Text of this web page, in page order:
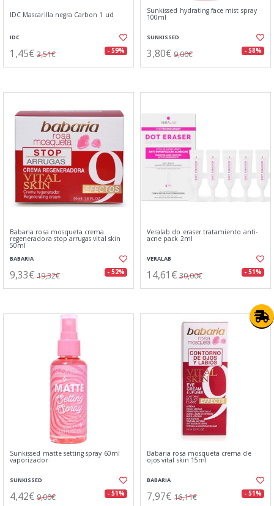
IDC Mascarilla negra Carbon 1 ud
IDC
1,45€ 3,51€ - 59%
Sunkissed hydrating face mist spray
100ml
SUNKISSED
3,80€ 9,00€ - 58%
Babaria rosa mosqueta crema
regeneradora stop arrugas vital skin
50ml
BABARIA
9,33€ 19,32€ - 52%
Veralab do eraser tratamiento anti-
acne pack 2ml
VERALAB
14,61€ 30,00€ - 51%
Sunkissed matte setting spray 60ml
vaporizador
SUNKISSED
4,42€ 9,00€ - 51%
Babaria rosa mosqueta crema de
ojos vital skin 15ml
BABARIA
7,97€ 16,11€ - 51%